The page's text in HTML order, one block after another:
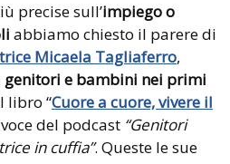
precise sull’impiego o
abbiamo chiesto il parere di
Micaela Tagliaferro,
e bambini nei primi
libro “Cuore a cuore, vivere il
del podcast “Genitori
in cuffia”. Queste le sue